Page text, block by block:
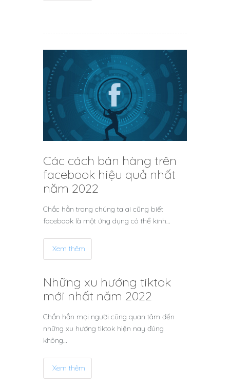
Các cách bán hàng trên
facebook hiệu quả nhất
năm 2022
Chắc hẳn trong chúng ta ai cũng biết
facebook là một ứng dụng có thể kinh…
Xem thêm
Những xu hướng tiktok
mới nhất năm 2022
Chắn hẳn mọi người cũng quan tâm đến
những xu hướng tiktok hiện nay đúng
không…
Xem thêm